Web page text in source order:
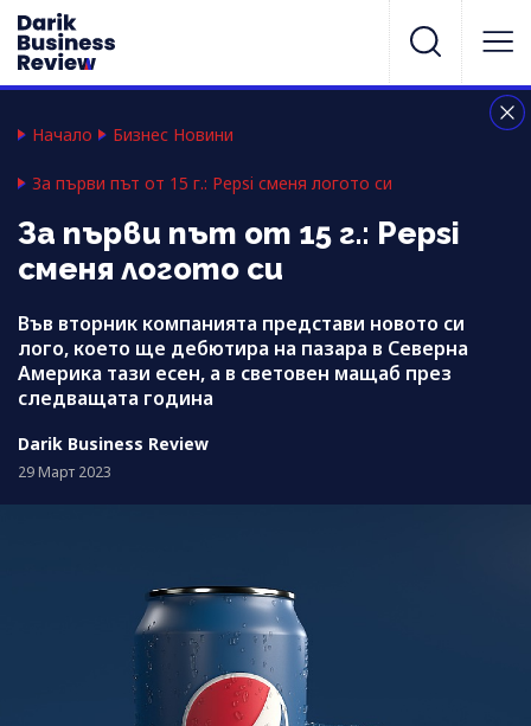
Начало Бизнес Новини
За първи път от 15 г.: Pepsi сменя логото си
За първи път от 15 г.: Pepsi
сменя логото си
Във вторник компанията представи новото си
лого, което ще дебютира на пазара в Северна
Америка тази есен, а в световен мащаб през
следващата година
Darik Business Review
29 Март 2023